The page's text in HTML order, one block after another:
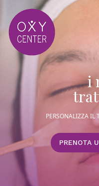
i
PERSONALIZZA IL
PRENOTA